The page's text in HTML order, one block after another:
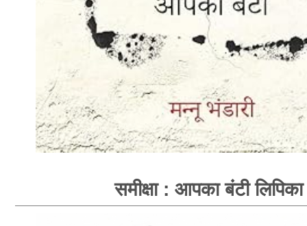
समीक्षा : आपका बंटी लिपिका